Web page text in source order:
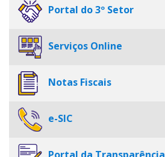
Portal do 3º Setor
Serviços Online
Notas Fiscais
e-SIC